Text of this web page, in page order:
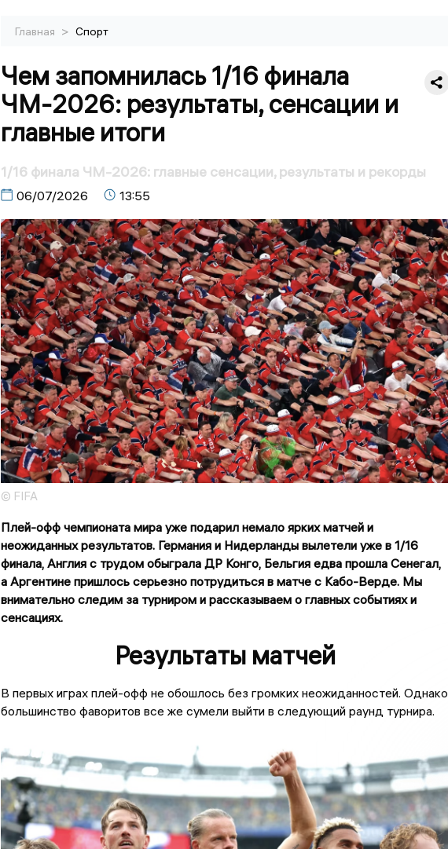
Главная > Спорт
Чем запомнилась 1/16 финала
ЧМ-2026: результаты, сенсации и
главные итоги
1/16 финала ЧМ-2026: главные сенсации, результаты и рекорды
06/07/2026 13:55
© FIFA
Плей-офф чемпионата мира уже подарил немало ярких матчей и
неожиданных результатов. Германия и Нидерланды вылетели уже в 1/16
финала, Англия с трудом обыграла ДР Конго, Бельгия едва прошла Сенегал,
а Аргентине пришлось серьезно потрудиться в матче с Кабо-Верде. Мы
внимательно следим за турниром и рассказываем о главных событиях и
сенсациях.
Результаты матчей
В первых играх плей-офф не обошлось без громких неожиданностей. Однако
большинство фаворитов все же сумели выйти в следующий раунд турнира.